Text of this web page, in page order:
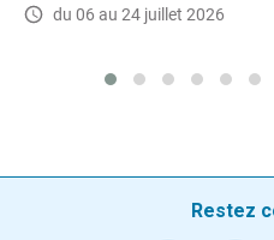
du 06 au 24 juillet 2026
Restez